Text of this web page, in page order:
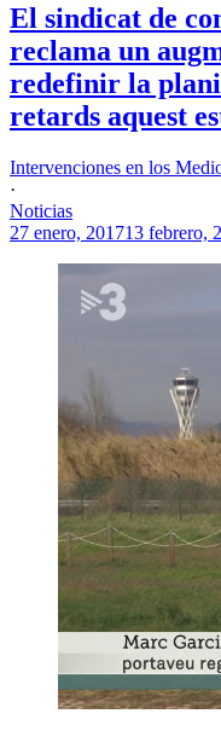
El sindicat de
reclama un
redefinir la
retards aquest
Intervenciones en los
·
Noticias
27 enero, 201713 febrero,